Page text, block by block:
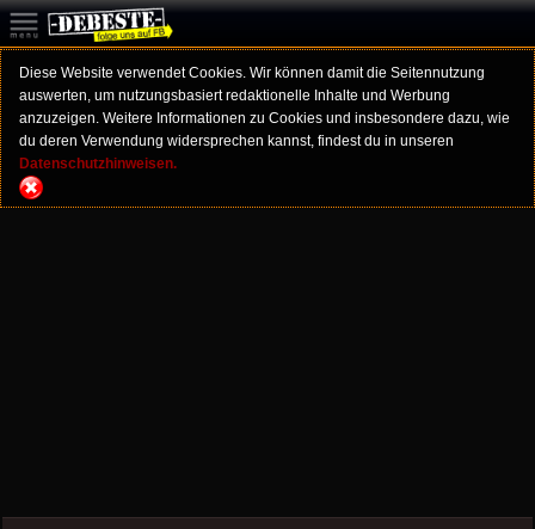
Diese Website verwendet Cookies. Wir können damit die Seitennutzung
auswerten, um nutzungsbasiert redaktionelle Inhalte und Werbung
anzuzeigen. Weitere Informationen zu Cookies und insbesondere dazu, wie
du deren Verwendung widersprechen kannst, findest du in unseren
Datenschutzhinweisen.